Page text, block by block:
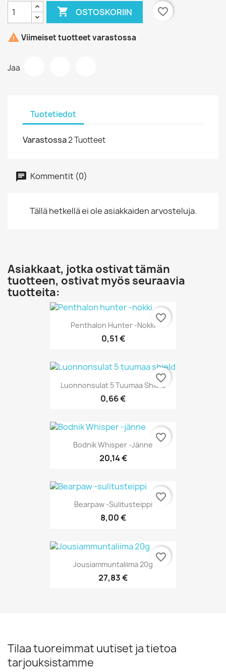
 OSTOSKORIIN favorite_border
 Viimeiset tuotteet varastossa
Jaa
Tuotetiedot
Varastossa2 Tuotteet
Kommentit (0)
Tällä hetkellä ei ole asiakkaiden arvosteluja.
Asiakkaat, jotka ostivat tämän
tuotteen, ostivat myös seuraavia
tuotteita:
Penthalon Hunter -nokki
0,51 €
favorite_border
Luonnonsulat 5 Tuumaa Shield
0,66 €
favorite_border
Bodnik Whisper -jänne
20,14 €
favorite_border
Bearpaw -sulitusteippi
8,00 €
favorite_border
Jousiammuntaliima 20g
27,83 €
favorite_border
Tilaa tuoreimmat uutiset ja tietoa
tarjouksistamme